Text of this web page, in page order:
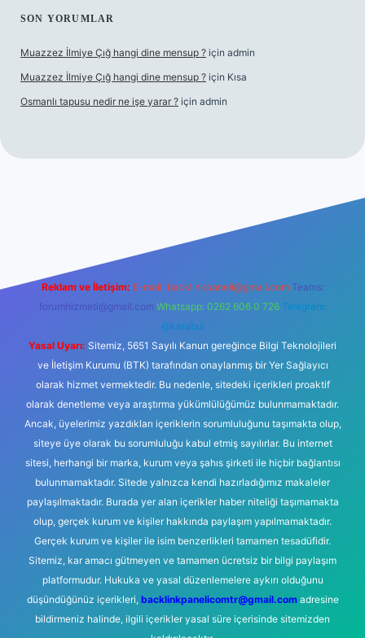
SON YORUMLAR
Muazzez İlmiye Çığ hangi dine mensup ? için admin
Muazzez İlmiye Çığ hangi dine mensup ? için Kısa
Osmanlı tapusu nedir ne işe yarar ? için admin
Reklam ve İletişim: E-mail: backlinkpaneli@gmail.com Teams:
forumhizmeti@gmail.com Whatsapp: 0262 606 0 726 Telegram:
@karabul
Yasal Uyarı: Sitemiz, 5651 Sayılı Kanun gereğince Bilgi Teknolojileri
ve İletişim Kurumu (BTK) tarafından onaylanmış bir Yer Sağlayıcı
olarak hizmet vermektedir. Bu nedenle, sitedeki içerikleri proaktif
olarak denetleme veya araştırma yükümlülüğümüz bulunmamaktadır.
Ancak, üyelerimiz yazdıkları içeriklerin sorumluluğunu taşımakta olup,
siteye üye olarak bu sorumluluğu kabul etmiş sayılırlar. Bu internet
sitesi, herhangi bir marka, kurum veya şahıs şirketi ile hiçbir bağlantısı
bulunmamaktadır. Sitede yalnızca kendi hazırladığımız makaleler
paylaşılmaktadır. Burada yer alan içerikler haber niteliği taşımamakta
olup, gerçek kurum ve kişiler hakkında paylaşım yapılmamaktadır.
Gerçek kurum ve kişiler ile isim benzerlikleri tamamen tesadüfidir.
Sitemiz, kar amacı gütmeyen ve tamamen ücretsiz bir bilgi paylaşım
platformudur. Hukuka ve yasal düzenlemelere aykırı olduğunu
düşündüğünüz içerikleri, backlinkpanelicomtr@gmail.comadresine
bildirmeniz halinde, ilgili içerikler yasal süre içerisinde sitemizden